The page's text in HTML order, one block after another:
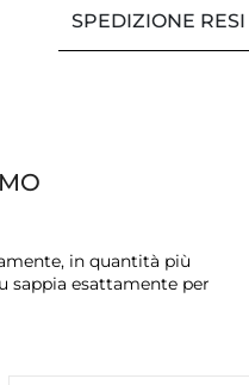
SPEDIZIONE RESI
in quantità più
sappia esattamente per